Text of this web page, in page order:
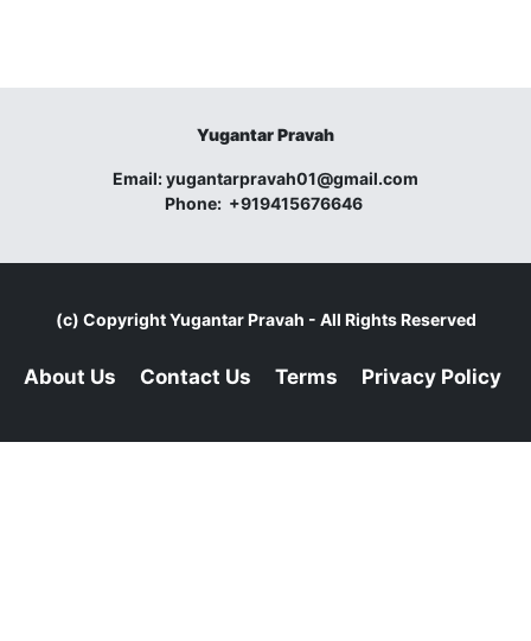
Yugantar Pravah
Email:yugantarpravah01@gmail.com
Phone: +919415676646
(c) CopyrightYugantar Pravah - All Rights Reserved
About Us Contact Us Terms Privacy Policy